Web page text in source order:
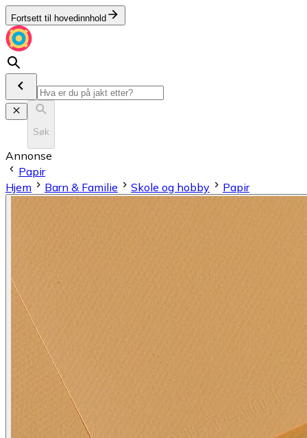
Fortsett til hovedinnhold
Søk
Annonse
Papir
Hjem
Barn & Familie Skole og hobby Papir